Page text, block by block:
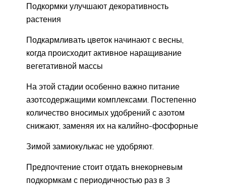
Подкормки улучшают декоративность
растения
Подкармливать цветок начинают с весны,
когда происходит активное наращивание
вегетативной массы
На этой стадии особенно важно питание
азотсодержащими комплексами. Постепенно
количество вносимых удобрений с азотом
снижают, заменяя их на калийно-фосфорные
Зимой замиокулькас не удобряют.
Предпочтение стоит отдать внекорневым
подкормкам с периодичностью раз в 3